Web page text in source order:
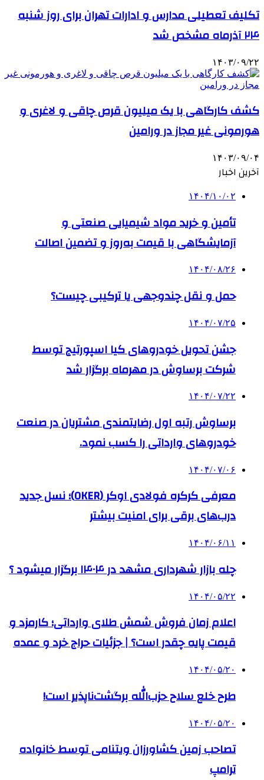
تکلیف تعطیلی مدارس و ادارات تهران برای روز شنبه
۲۴ آذرماه مشخص شد
۱۴۰۳/۰۹/۲۲
کشف کارگاهی با یک میلیون قرص چاقی و لاغری و
هورمونی غیر مجاز در ورامین
۱۴۰۳/۰۹/۰۴
آخرین اخبار
۱۴۰۴/۱۰/۰۲
تأمین و خرید مواد شیمیایی صنعتی و
آزمایشگاهی با قیمت به‌روز و تضمین اصالت
۱۴۰۴/۰۸/۲۶
حمل و نقل چندوجهی یا ترکیبی چیست؟
۱۴۰۴/۰۷/۲۵
جشن تحویل خودروهای کیا اسپورتیج توسط
شرکت برساوش در مهرماه برگزار شد
۱۴۰۴/۰۷/۲۲
برساوش رتبه اول رضایتمندی مشتریان در صنعت
خودروهای وارداتی را کسب نمود.
۱۴۰۴/۰۷/۰۶
معرفی کرکره فولادی اوکر (OKER)؛ نسل جدید
درب‌های برقی برای امنیت بیشتر
۱۴۰۴/۰۶/۱۱
چله بازار شهرداری مشهد در ۱۴۰۴ برگزار میشود ؟
۱۴۰۴/۰۵/۲۲
اعلام زمان فروش شمش طلای وارداتی؛ کارمزد و
قیمت پایه چقدر است؟ | جزئیات حراج خرد و عمده
۱۴۰۴/۰۵/۲۰
طرح خلع سلاح حزب‌الله برگشت‌ناپذیر است!
۱۴۰۴/۰۵/۲۰
تصاحب زمین کشاورزان ویتنامی توسط خانواده
ترامپ